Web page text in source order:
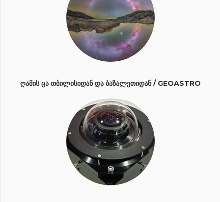
ᲦᲐᲛᲘᲡ ᲪᲐ ᲗᲑᲘᲚᲘᲡᲘᲓᲐᲜ ᲓᲐ ᲑᲐᲖᲐᲚᲔᲗᲘᲓᲐᲜ / GEOASTRO